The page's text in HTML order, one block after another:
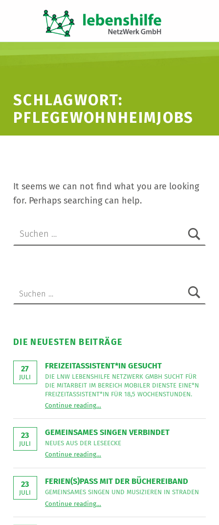
SCHLAGWORT:
PFLEGEWOHNHEIMJOBS
It seems we can not find what you are looking
for. Perhaps searching can help.
DIE NEUESTEN BEITRÄGE
27
JULI
FREIZEITASSISTENT*IN GESUCHT
DIE LNW LEBENSHILFE NETZWERK GMBH SUCHT FÜR
DIE MITARBEIT IM BEREICH MOBILER DIENSTE EINE*N
FREIZEITASSISTENT*IN FÜR 18,5 WOCHENSTUNDEN.
Continue readingDie
Lebenshilfe
GmbH
für
die
im
Mobiler
eine*n
Freizeitassistent*in
für
…
23
JULI
GEMEINSAMES SINGEN VERBINDET
NEUES AUS DER LESEECKE
Continue readingNeues
der
”
…
23
JULI
FERIEN(S)PASS MIT DER BÜCHEREIBAND
GEMEINSAMES SINGEN UND MUSIZIEREN IN STRADEN
Continue readingGemeinsames
und
…